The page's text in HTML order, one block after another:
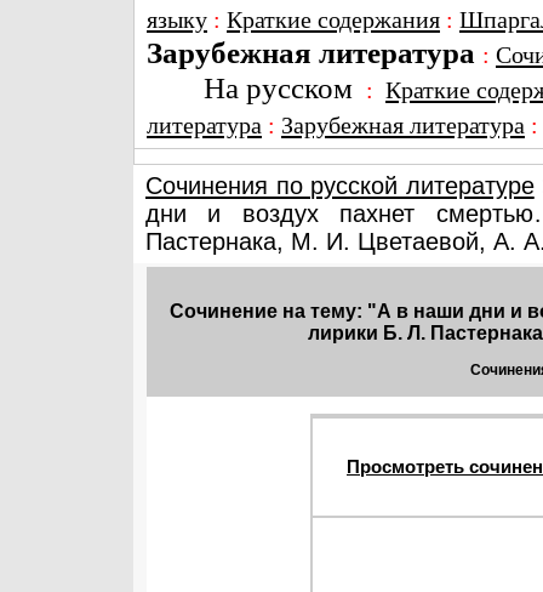
языку : Краткие содержания :
Зарубежная литература :
На русском : Краткие
литература : Зарубежная литература
Сочинения по русской литературе
дни и воздух пахнет
Пастернака, М. И. Цветаевой, А.
Сочинение на тему: "А в наши дни и
лирики Б. Л.
Просмотреть